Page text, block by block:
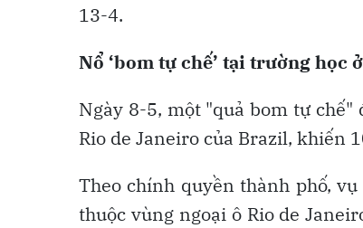
13-4.
Nổ ‘bom tự chế’ tại trường
Ngày 8-5, một "quả bom tự
Rio de Janeiro của Brazil, khiến
Theo chính quyền thành phố,
thuộc vùng ngoại ô Rio de